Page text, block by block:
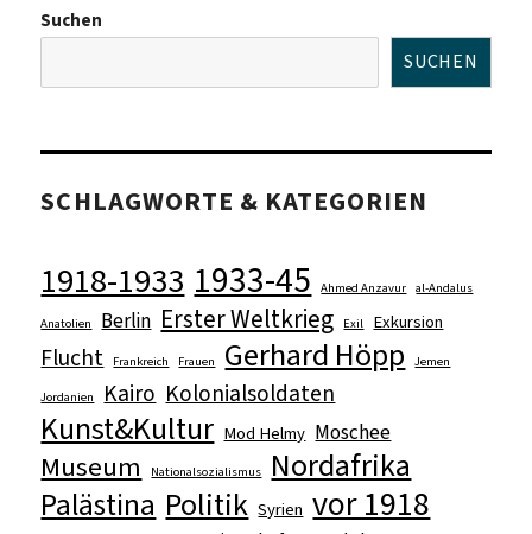
Suchen
SUCHEN
SCHLAGWORTE & KATEGORIEN
1918-1933 1933-45 Ahmed Anzavur al-Andalus
Anatolien Berlin Erster Weltkrieg Exil Exkursion
Flucht Frankreich Frauen Gerhard Höpp Jemen
Jordanien Kairo Kolonialsoldaten
Kunst&Kultur Mod Helmy Moschee
Museum Nationalsozialismus Nordafrika
Palästina Politik Syrien vor 1918